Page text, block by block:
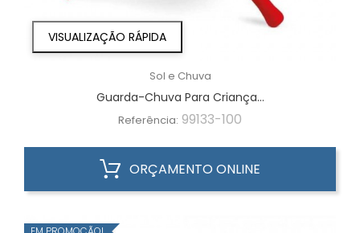
VISUALIZAÇÃO RÁPIDA
Sol e Chuva
Guarda-Chuva Para Criança...
Referência: 99133-100
ORÇAMENTO ONLINE